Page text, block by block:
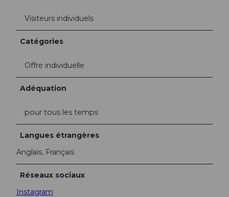
Visiteurs individuels
Catégories
Offre individuelle
Adéquation
pour tous les temps
Langues étrangères
Anglais, Français
Réseaux sociaux
Instagram